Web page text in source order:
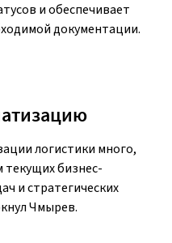
и обеспечивает
документации.
логистики много,
текущих бизнес-
и стратегических
Чмырев.